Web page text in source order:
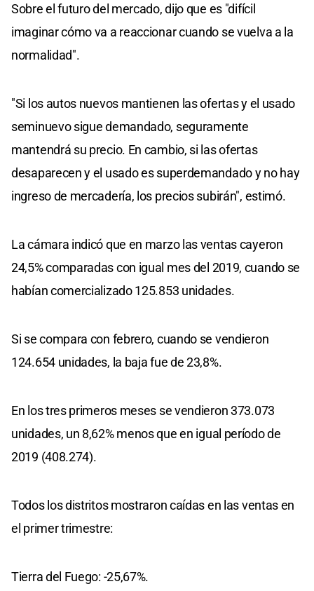
Sobre el futuro del mercado, dijo que es "difícil
imaginar cómo va a reaccionar cuando se vuelva a la
normalidad".
"Si los autos nuevos mantienen las ofertas y el usado
seminuevo sigue demandado, seguramente
mantendrá su precio. En cambio, si las ofertas
desaparecen y el usado es superdemandado y no hay
ingreso de mercadería, los precios subirán", estimó.
La cámara indicó que en marzo las ventas cayeron
24,5% comparadas con igual mes del 2019, cuando se
habían comercializado 125.853 unidades.
Si se compara con febrero, cuando se vendieron
124.654 unidades, la baja fue de 23,8%.
En los tres primeros meses se vendieron 373.073
unidades, un 8,62% menos que en igual período de
2019 (408.274).
Todos los distritos mostraron caídas en las ventas en
el primer trimestre:
Tierra del Fuego: -25,67%.